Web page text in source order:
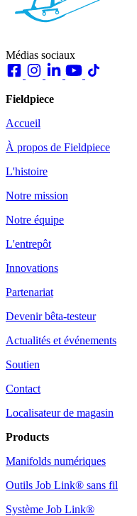
Médias sociaux
Fieldpiece
Accueil
À propos de Fieldpiece
L'histoire
Notre mission
Notre équipe
L'entrepôt
Innovations
Partenariat
Devenir bêta-testeur
Actualités et événements
Soutien
Contact
Localisateur de magasin
Products
Manifolds numériques
Outils Job Link® sans fil
Système Job Link®